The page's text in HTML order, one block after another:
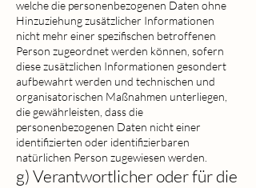
welche die personenbezogenen Daten ohne
Hinzuziehung zusätzlicher Informationen
nicht mehr einer spezifischen betroffenen
Person zugeordnet werden können, sofern
diese zusätzlichen Informationen gesondert
aufbewahrt werden und technischen und
organisatorischen Maßnahmen unterliegen,
die gewährleisten, dass die
personenbezogenen Daten nicht einer
identifizierten oder identifizierbaren
natürlichen Person zugewiesen werden.
g) Verantwortlicher oder für die